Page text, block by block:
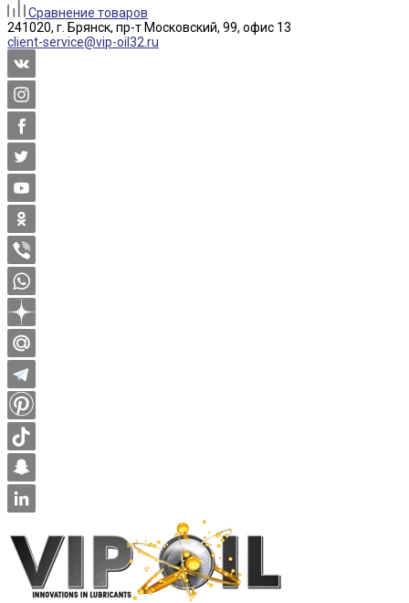
Сравнение товаров
241020, г. Брянск, пр-т Московский, 99, офис 13
client-service@vip-oil32.ru